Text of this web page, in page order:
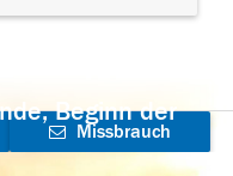
Beginn der
Missbrauch